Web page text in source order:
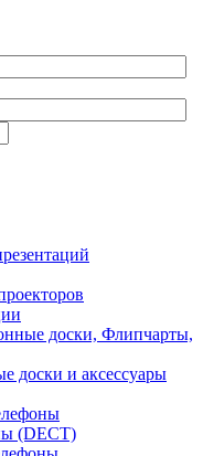
доски, Флипчарты,
доски и аксессуары
(DECT)